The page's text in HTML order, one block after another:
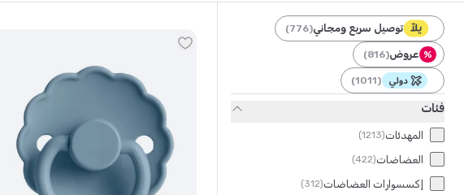
توصيل سريع ومجاني(
776
)
% عروض(
816
)
(
1011
)
فئات
المهدئات(
1213
)
العضاضات(
422
)
إكسسوارات العضاضات(
312
)